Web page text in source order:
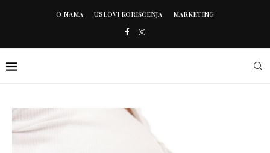
O NAMA USLOVI KORIŠĆENJA MARKETING